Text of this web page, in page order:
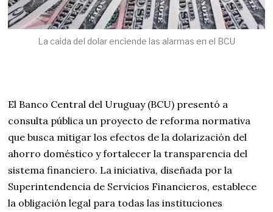
La caida del dolar enciende las alarmas en el BCU
El Banco Central del Uruguay (BCU) presentó a
consulta pública un proyecto de reforma normativa
que busca mitigar los efectos de la dolarización del
ahorro doméstico y fortalecer la transparencia del
sistema financiero. La iniciativa, diseñada por la
Superintendencia de Servicios Financieros, establece
la obligación legal para todas las instituciones